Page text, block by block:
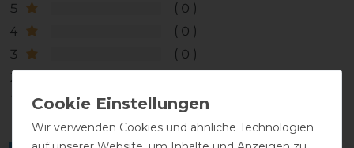
5
0
4
0
3
0
2
1
0
Wir verwenden Cookies und ähnliche Technologien